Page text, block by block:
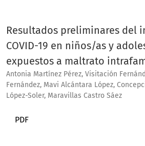
Resultados preliminares del
COVID-19 en niños/as y
expuestos a maltrato
Antonia Martínez Pérez, Visitación
Fernández, Mavi Alcántara López,
López-Soler, Maravillas Castro Sáez
PDF